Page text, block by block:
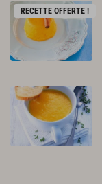
RECETTE OFFERTE !